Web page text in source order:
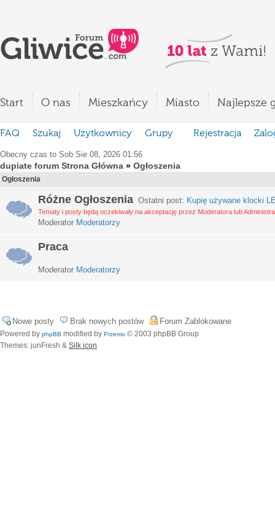
Start O nas Mieszkańcy Miasto Najlepsze
FAQ Szukaj Użytkownicy Grupy Rejestracja
Obecny czas to Sob Sie 08, 2026 01:56
dupiate forum Strona Główna » Ogłoszenia
Ogłoszenia
Różne Ogłoszenia Ostatni post: Kupię używane klocki
Tematy i posty będą oczekiwały na akceptację przez Moderatora lub
Moderator Moderatorzy
Praca
Moderator Moderatorzy
Nowe posty Brak nowych postów Forum Zablokowane
Powered by phpBB modified by Przemo © 2003 phpBB Group
Themes: junFresh & Silk icon